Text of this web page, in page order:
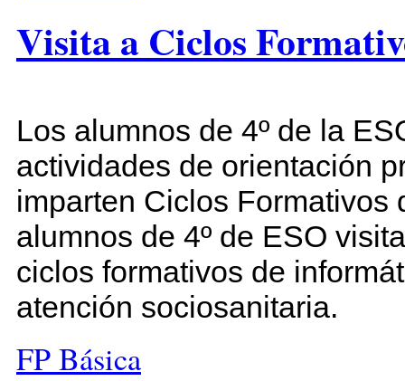
Visita a Ciclos
Los alumnos de 4º de la
actividades de orientación
imparten Ciclos Formativos
alumnos de 4º de ESO
ciclos formativos de
atención sociosanitaria.
FP Básica